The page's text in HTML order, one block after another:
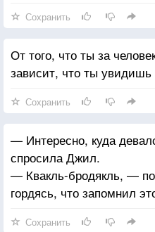
Сохранить
От того, что ты за
зависит, что ты
Сохранить
— Интересно, куда
спросила Джил.
— Квакль-бродякль, —
гордясь, что запомнил
Сохранить